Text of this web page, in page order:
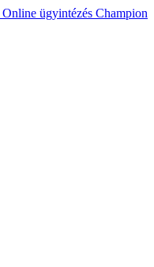
Online ügyintézés Champion